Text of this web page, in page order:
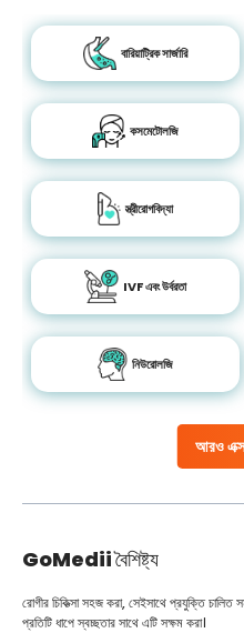
আরও
বারিয়াট্রিক সার্জারি
কসমেটোলজি
স্ত্রীরোগবিদ্যা
IVF এবং উর্বরতা
নিউরোলজি
GoMediiবৈশিষ্ট্য
রোগীর চিকিত্সা সহজ করা, সেইসাথে প্রযুক্তি চালিত
প্রতিটি ধাপে স্বচ্ছতার সাথে এটি সক্ষম করা।